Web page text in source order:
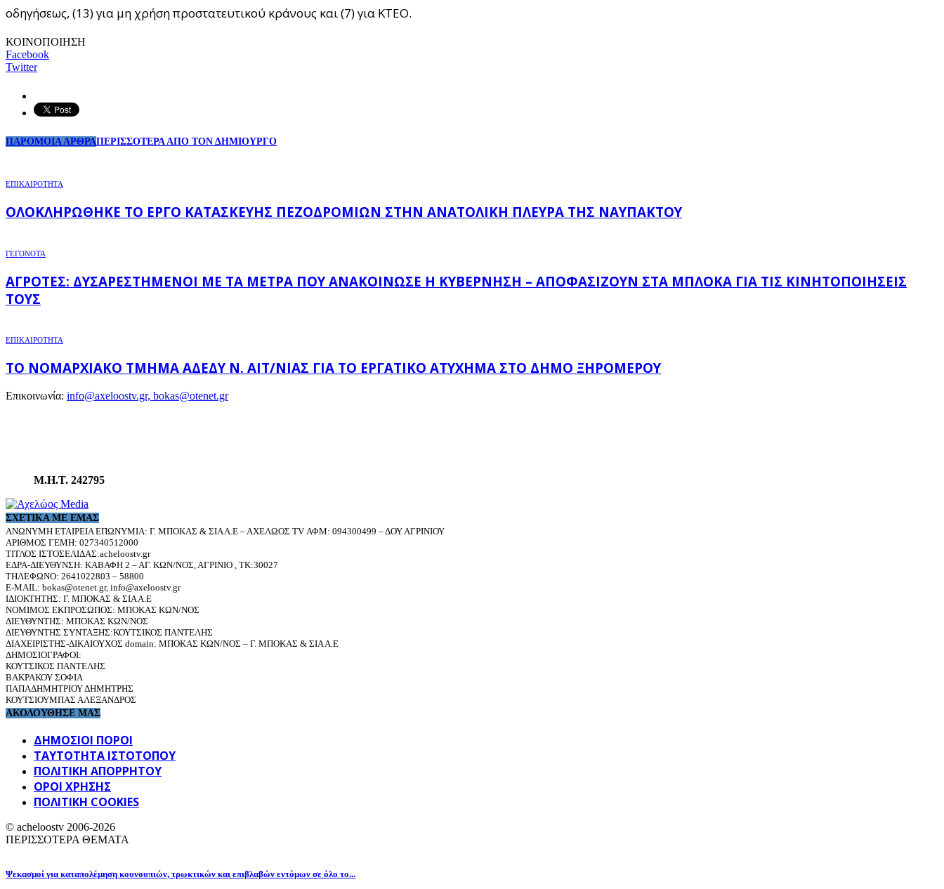
οδηγήσεως, (13) για μη χρήση προστατευτικού κράνους και (7) για ΚΤΕΟ.
ΚΟΙΝΟΠΟΙΗΣΗ
Facebook
Twitter
ΠΑΡΟΜΟΙΑ ΑΡΘΡΑΠΕΡΙΣΣΟΤΕΡΑ ΑΠΟ ΤΟΝ ΔΗΜΙΟΥΡΓΟ
ΕΠΙΚΑΙΡΟΤΗΤΑ
ΟΛΟΚΛΗΡΏΘΗΚΕ ΤΟ ΈΡΓΟ ΚΑΤΑΣΚΕΥΉΣ ΠΕΖΟΔΡΟΜΊΩΝ ΣΤΗΝ ΑΝΑΤΟΛΙΚΉ ΠΛΕΥΡΆ ΤΗΣ ΝΑΥΠΆΚΤΟΥ
ΓΕΓΟΝΟΤΑ
ΑΓΡΌΤΕΣ: ΔΥΣΑΡΕΣΤΗΜΈΝΟΙ ΜΕ ΤΑ ΜΈΤΡΑ ΠΟΥ ΑΝΑΚΟΊΝΩΣΕ Η ΚΥΒΈΡΝΗΣΗ – ΑΠΟΦΑΣΊΖΟΥΝ ΣΤΑ ΜΠΛΌΚΑ ΓΙΑ ΤΙΣ ΚΙΝΗΤΟΠΟΙΉΣΕΙΣ
ΤΟΥΣ
ΕΠΙΚΑΙΡΟΤΗΤΑ
ΤΟ ΝΟΜΑΡΧΙΑΚΌ ΤΜΉΜΑ ΑΔΕΔΥ Ν. ΑΙΤ/ΝΊΑΣ ΓΙΑ ΤΟ ΕΡΓΑΤΙΚΌ ΑΤΎΧΗΜΑ ΣΤΟ ΔΉΜΟ ΞΗΡΟΜΈΡΟΥ
Επικοινωνία: info@axeloostv.gr, bokas@otenet.gr
Μ.Η.Τ. 242795
ΣΧΕΤΙΚΆ ΜΕ ΕΜΆΣ
ΑΝΩΝΥΜΗ ΕΤΑΙΡΕΙΑ ΕΠΩΝΥΜΙΑ: Γ. ΜΠΟΚΑΣ & ΣΙΑ Α.Ε – ΑΧΕΛΩΟΣ TV ΑΦΜ: 094300499 – ΔΟΥ ΑΓΡΙΝΙΟΥ
ΑΡΙΘΜΟΣ ΓΕΜΗ: 027340512000
ΤΙΤΛΟΣ ΙΣΤΟΣΕΛΙΔΑΣ:acheloostv.gr
ΕΔΡΑ-ΔΙΕΥΘΥΝΣΗ: ΚΑΒΑΦΗ 2 – ΑΓ. ΚΩΝ/ΝΟΣ, ΑΓΡΙΝΙΟ , ΤΚ:30027
ΤΗΛΕΦΩΝΟ: 2641022803 – 58800
E-MAIL: bokas@otenet.gr, info@axeloostv.gr
ΙΔΙΟΚΤΗΤΗΣ: Γ. ΜΠΟΚΑΣ & ΣΙΑ Α.Ε
ΝΟΜΙΜΟΣ ΕΚΠΡΟΣΩΠΟΣ: ΜΠΟΚΑΣ ΚΩΝ/ΝΟΣ
ΔΙΕΥΘΥΝΤΗΣ: ΜΠΟΚΑΣ ΚΩΝ/ΝΟΣ
ΔΙΕΥΘΥΝΤΗΣ ΣΥΝΤΑΞΗΣ:ΚΟΥΤΣΙΚΟΣ ΠΑΝΤΕΛΗΣ
ΔΙΑΧΕΙΡΙΣΤΗΣ-ΔΙΚΑΙΟΥΧΟΣ domain: ΜΠΟΚΑΣ ΚΩΝ/ΝΟΣ – Γ. ΜΠΟΚΑΣ & ΣΙΑ Α.Ε
ΔΗΜΟΣΙΟΓΡΑΦΟΙ:
ΚΟΥΤΣΙΚΟΣ ΠΑΝΤΕΛΗΣ
ΒΑΚΡΑΚΟΥ ΣΟΦΙΑ
ΠΑΠΑΔΗΜΗΤΡΙΟΥ ΔΗΜΗΤΡΗΣ
ΚΟΥΤΣΙΟΥΜΠΑΣ ΑΛΕΞΑΝΔΡΟΣ
ΑΚΟΛΟΥΘΗΣΕ ΜΑΣ
ΔΗΜΟΣΙΟΙ ΠΟΡΟΙ
ΤΑΥΤΌΤΗΤΑ ΙΣΤΌΤΟΠΟΥ
ΠΟΛΙΤΙΚΉ ΑΠΟΡΡΉΤΟΥ
ΌΡΟΙ ΧΡΉΣΗΣ
ΠΟΛΙΤΙΚΗ COOKIES
© acheloostv 2006-2026
ΠΕΡΙΣΣΟΤΕΡΑ ΘΕΜΑΤΑ
Ψεκασμοί για καταπολέμηση κουνουπιών, τρωκτικών και επιβλαβών εντόμων σε όλο το...